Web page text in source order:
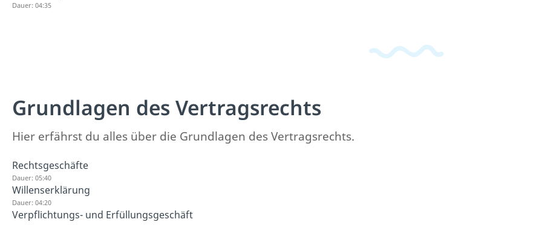
Dauer: 04:35
Grundlagen des Vertragsrechts
Hier erfährst du alles über die Grundlagen des Vertragsrechts.
Rechtsgeschäfte
Dauer: 05:40
Willenserklärung
Dauer: 04:20
Verpflichtungs- und Erfüllungsgeschäft